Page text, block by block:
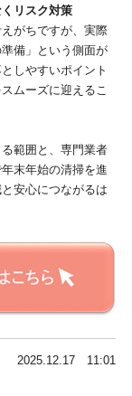
リスク対策
がちですが、実際
備」という側面が
しやすいポイント
ムーズに迎えるこ
範囲と、専門業者
末年始の清掃を進
安心につながるは
2025.12.17 11:01